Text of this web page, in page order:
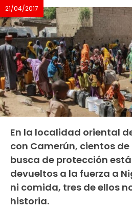
21/04/2017
En la localidad oriental
con Camerún, cientos
busca de protección
devueltos a la fuerza a
ni comida, tres de ellos
historia.